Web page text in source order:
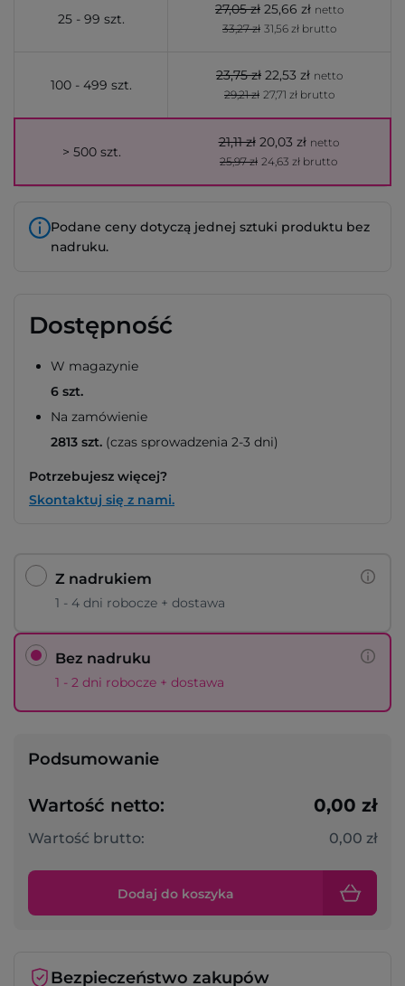
25 - 99 szt.
27,05 zł 25,66 zł netto
33,27 zł 31,56 zł brutto
100 - 499 szt.
23,75 zł 22,53 zł netto
29,21 zł 27,71 zł brutto
> 500 szt.
21,11 zł 20,03 zł netto
25,97 zł 24,63 zł brutto
Podane ceny dotyczą jednej sztuki produktu bez
nadruku.
Dostępność
W magazynie
6 szt.
Na zamówienie
2813 szt. (czas sprowadzenia 2-3 dni)
Potrzebujesz więcej?
Skontaktuj się z nami.
Z nadrukiem
1 - 4 dni robocze + dostawa
Bez nadruku
1 - 2 dni robocze + dostawa
Podsumowanie
Wartość netto: 0,00 zł
Wartość brutto: 0,00 zł
Dodaj do koszyka
Bezpieczeństwo zakupów